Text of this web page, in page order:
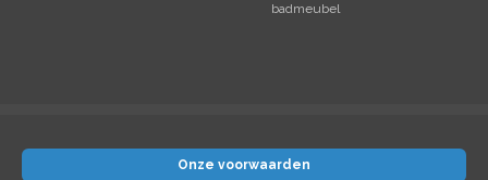
badmeubel
Onze voorwaarden